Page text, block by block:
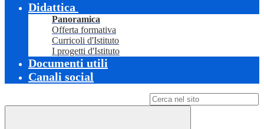
Didattica
Panoramica
Offerta formativa
Curricoli d'Istituto
I progetti d'Istituto
Documenti utili
Canali social